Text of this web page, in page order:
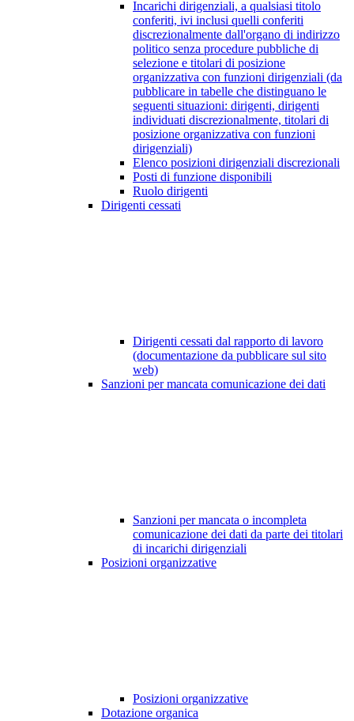
Incarichi dirigenziali, a qualsiasi titolo
conferiti, ivi inclusi quelli conferiti
discrezionalmente dall'organo di indirizzo
politico senza procedure pubbliche di
selezione e titolari di posizione
organizzativa con funzioni dirigenziali (da
pubblicare in tabelle che distinguano le
seguenti situazioni: dirigenti, dirigenti
individuati discrezionalmente, titolari di
posizione organizzativa con funzioni
dirigenziali)
Elenco posizioni dirigenziali discrezionali
Posti di funzione disponibili
Ruolo dirigenti
Dirigenti cessati
Dirigenti cessati dal rapporto di lavoro
(documentazione da pubblicare sul sito
web)
Sanzioni per mancata comunicazione dei dati
Sanzioni per mancata o incompleta
comunicazione dei dati da parte dei titolari
di incarichi dirigenziali
Posizioni organizzative
Posizioni organizzative
Dotazione organica